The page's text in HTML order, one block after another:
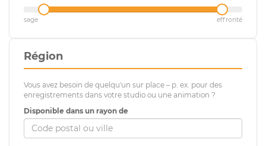
sage effronté
Région
Vous avez besoin de quelqu'un sur place – p. ex. pour des
enregistrements dans votre studio ou une animation ?
Disponible dans un rayon de